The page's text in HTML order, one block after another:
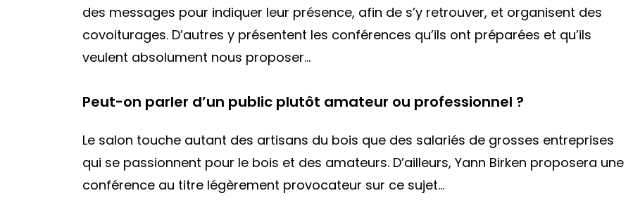
des messages pour indiquer leur présence, afin de s’y retrouver, et organisent des
covoiturages. D’autres y présentent les conférences qu’ils ont préparées et qu’ils
veulent absolument nous proposer…
Peut-on parler d’un public plutôt amateur ou professionnel ?
Le salon touche autant des artisans du bois que des salariés de grosses entreprises
qui se passionnent pour le bois et des amateurs. D’ailleurs, Yann Birken proposera une
conférence au titre légèrement provocateur sur ce sujet…